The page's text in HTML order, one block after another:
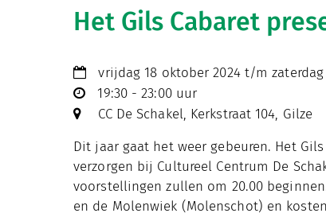
Het Gils Cabaret
vrijdag 18 oktober 2024 t/m zaterdag
19:30 - 23:00 uur
CC De Schakel, Kerkstraat 104, Gilze
Dit jaar gaat het weer gebeuren. Het
verzorgen bij Cultureel Centrum De
voorstellingen zullen om 20.00
en de Molenwiek (Molenschot) en